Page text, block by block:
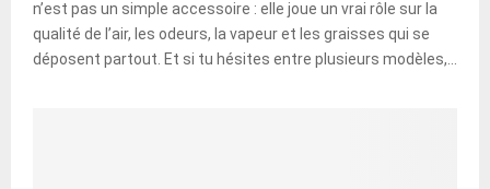
n’est pas un simple accessoire : elle joue un vrai rôle sur la
qualité de l’air, les odeurs, la vapeur et les graisses qui se
déposent partout. Et si tu hésites entre plusieurs modèles,...